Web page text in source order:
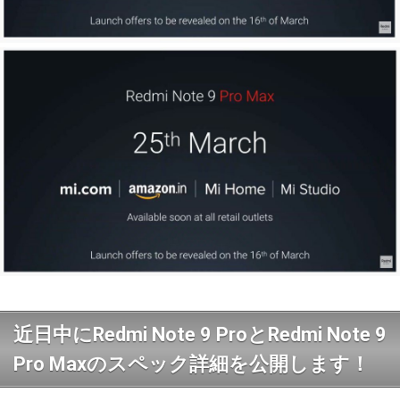
近日中にRedmi Note 9 ProとRedmi Note 9
Pro Maxのスペック詳細を公開します！